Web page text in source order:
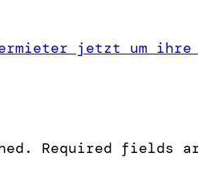
jetzt um
Required fields